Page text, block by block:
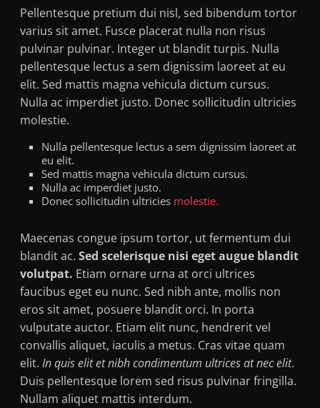
Pellentesque pretium dui nisl, sed bibendum tortor
varius sit amet. Fusce placerat nulla non risus
pulvinar pulvinar. Integer ut blandit turpis. Nulla
pellentesque lectus a sem dignissim laoreet at eu
elit. Sed mattis magna vehicula dictum cursus.
Nulla ac imperdiet justo. Donec sollicitudin ultricies
molestie.
Nulla pellentesque lectus a sem dignissim laoreet at
eu elit.
Sed mattis magna vehicula dictum cursus.
Nulla ac imperdiet justo.
Donec sollicitudin ultricies molestie.
Maecenas congue ipsum tortor, ut fermentum dui
blandit ac.Sed scelerisque nisi eget augue blandit
volutpat. Etiam ornare urna at orci ultrices
faucibus eget eu nunc. Sed nibh ante, mollis non
eros sit amet, posuere blandit orci. In porta
vulputate auctor. Etiam elit nunc, hendrerit vel
convallis aliquet, iaculis a metus. Cras vitae quam
elit.In quis elit et nibh condimentum ultrices at nec elit.
Duis pellentesque lorem sed risus pulvinar fringilla.
Nullam aliquet mattis interdum.